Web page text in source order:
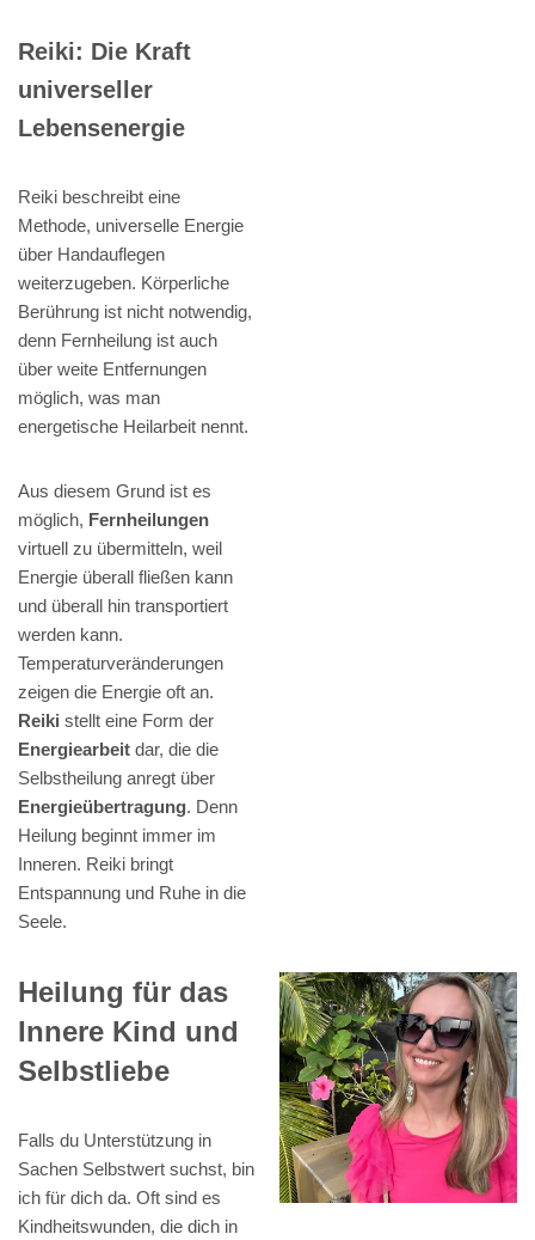
Reiki: Die Kraft
universeller
Lebensenergie
Reiki beschreibt eine
Methode, universelle Energie
über Handauflegen
weiterzugeben. Körperliche
Berührung ist nicht notwendig,
denn Fernheilung ist auch
über weite Entfernungen
möglich, was man
energetische Heilarbeit nennt.
Aus diesem Grund ist es
möglich, Fernheilungen
virtuell zu übermitteln, weil
Energie überall fließen kann
und überall hin transportiert
werden kann.
Temperaturveränderungen
zeigen die Energie oft an.
Reiki stellt eine Form der
Energiearbeit dar, die die
Selbstheilung anregt über
Energieübertragung. Denn
Heilung beginnt immer im
Inneren. Reiki bringt
Entspannung und Ruhe in die
Seele.
Heilung für das
Innere Kind und
Selbstliebe
Falls du Unterstützung in
Sachen Selbstwert suchst, bin
ich für dich da. Oft sind es
Kindheitswunden, die dich in